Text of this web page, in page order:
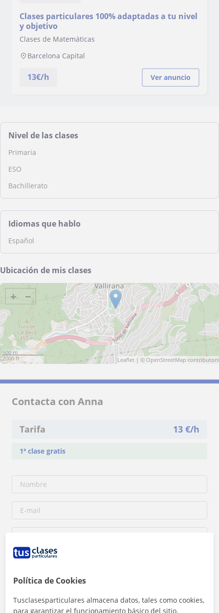
Clases particulares 100% adaptadas a tu nivel
y objetivo
Clases de Matemáticas
Barcelona Capital
13€/h Ver anuncio
Nivel de las clases
Primaria
ESO
Bachillerato
Idiomas que hablo
Español
Ubicación de mis clases
+ −
500 m
2000 ft
Leaflet | © OpenStreetMap contributors
Contacta con Anna
Tarifa 13 €/h
1ª clase gratis
Política de Cookies
Tusclasesparticulares almacena datos, tales como cookies,
para garantizar el funcionamiento básico del sitio,